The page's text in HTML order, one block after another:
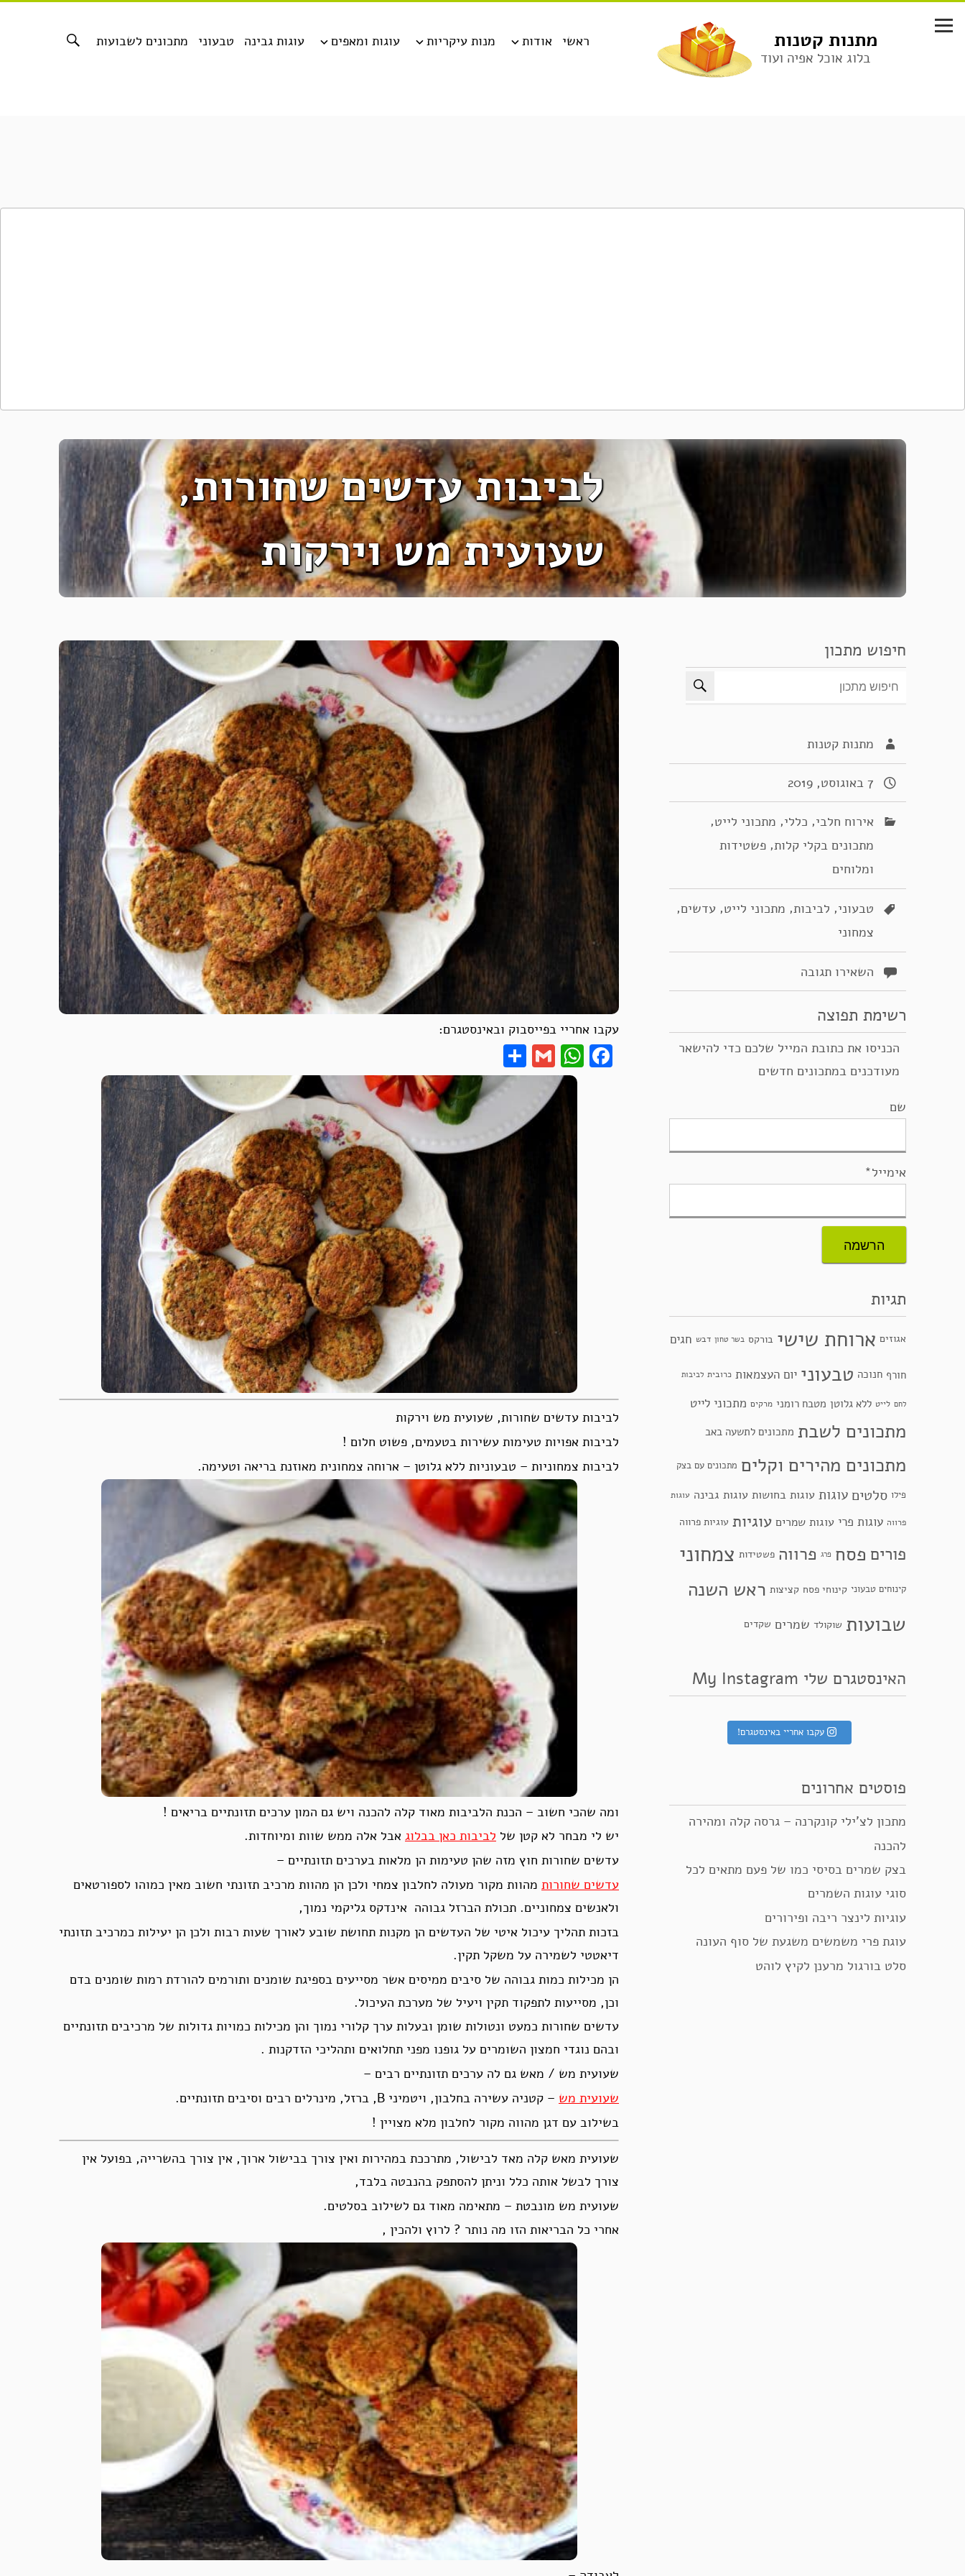
לתוכן
מתנות קטנות
בלוג אוכל אפיה ועוד
מתכונים לשבועות טבעוני עוגות גבינה עוגות ומאפים מנות עיקריות אודות ראשי
לביבות עדשים שחורות,
שעועית מש וירקות
עקבו אחריי בפייסבוק ובאינסטגרם:
Facebook
WhatsApp
Gmail
לביבות עדשים שחורות, שעועית מש וירקות
לביבות אפויות טעימות עשירות בטעמים, פשוט חלום !
לביבות צמחוניות – טבעוניות ללא גלוטן – ארוחה צמחונית מאוזנת בריאה וטעימה.
ומה שהכי חשוב – הכנת הלביבות מאוד קלה להכנה ויש גם המון ערכים תזונתיים בריאים !
יש לי מבחר לא קטן של לביבות כאן בבלוג אבל אלה ממש שוות ומיוחדות.
עדשים שחורות חוץ מזה שהן טעימות הן מלאות בערכים תזונתיים –
עדשים שחורות מהוות מקור מעולה לחלבון צמחי ולכן הן מהוות מרכיב תזונתי חשוב מאין כמוהו לספורטאים
ולאנשים צמחוניים. תכולת הברזל גבוהה אינדקס גליקמי נמוך,
בזכות תהליך עיכול איטי של העדשים הן מקנות תחושת שובע לאורך שעות רבות ולכן הן יעילות כמרכיב תזונתי
דיאטטי לשמירה על משקל תקין.
הן מכילות כמות גבוהה של סיבים ממיסים אשר מסייעים בספיגת שומנים ותורמים להורדת רמות שומנים בדם
וכן, מסייעות לתפקוד תקין ויעיל של מערכת העיכול.
עדשים שחורות כמעט ונטולות שומן ובעלות ערך קלורי נמוך והן מכילות כמויות גדולות של מרכיבים תזונתיים
ובהם נוגדי חמצון השומרים על גופנו מפני תחלואים ותהליכי הזדקנות .
שעועית מש / מאש גם לה ערכים תזונתיים רבים –
שעועית מש – קטניה עשירה בחלבון, ויטמיני B, ברזל, מינרלים רבים וסיבים תזונתיים.
בשילוב עם דגן מהווה מקור לחלבון מלא מצויין !
שעועית מאש קלה מאד לבישול, מתרככת במהירות ואין צורך בבישול ארוך, אין צורך בהשרייה, בפועל אין
צורך לבשל אותה כלל וניתן להסתפק בהנבטה בלבד,
שעועית מש מונבטת – מתאימה מאוד גם לשילוב בסלטים.
אחרי כל הבריאות הזו מה נותר ? לרוץ ולהכין ,
חיפוש מתכון
מתנות קטנות
7 באוגוסט, 2019
אירוח חלבי, כללי, מתכוני לייט,
מתכונים בקלי קלות, פשטידות
ומלוחים
טבעוני, לביבות, מתכוני לייט, עדשים,
צמחוני
השאירו תגובה
רשימת תפוצה
הכניסו את כתובת המייל שלכם כדי להישאר
מעודכנים במתכונים חדשים
שם
אימייל*
תגיות
אגוזים ארוחת שישי בורקס בשר טחון דבש חגים
חורף חנוכה טבעוני יום העצמאות כרובית לביבות
לחם לייט ללא גלוטן מטבח רומני מרקים מתכוני לייט
מתכונים לשבת מתכונים לתשעה באב
מתכונים מהירים וקלים מתכונים עם בצק
פילו סלטים עוגות עוגות בחושות עוגות גבינה עוגות
פרווה עוגות פרי עוגות שמרים עוגיות עוגיות פרווה
פורים פסח פרג פרווה פשטידות צמחוני
קינוחים טבעוני קינוחי פסח קציצות ראש השנה
שבועות שוקולד שמרים שקדים
האינסטגרם שלי My Instagram
עקבו אחריי באינסטגרם!
פוסטים אחרונים
מתכון לצ’ילי קונקרנה – גרסה קלה ומהירה
להכנה
בצק שמרים בסיסי כמו של פעם מתאים לכל
סוגי עוגות השמרים
עוגיות לינצר ריבה ופירורים
עוגת פרי משמשים משגעת של סוף העונה
סלט בורגול מרענן לקיץ לוהט